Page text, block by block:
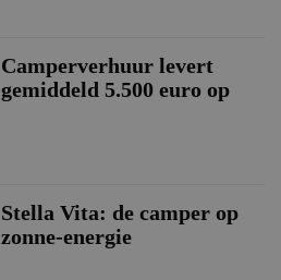
Camperverhuur levert
gemiddeld 5.500 euro op
Stella Vita: de camper op
zonne-energie